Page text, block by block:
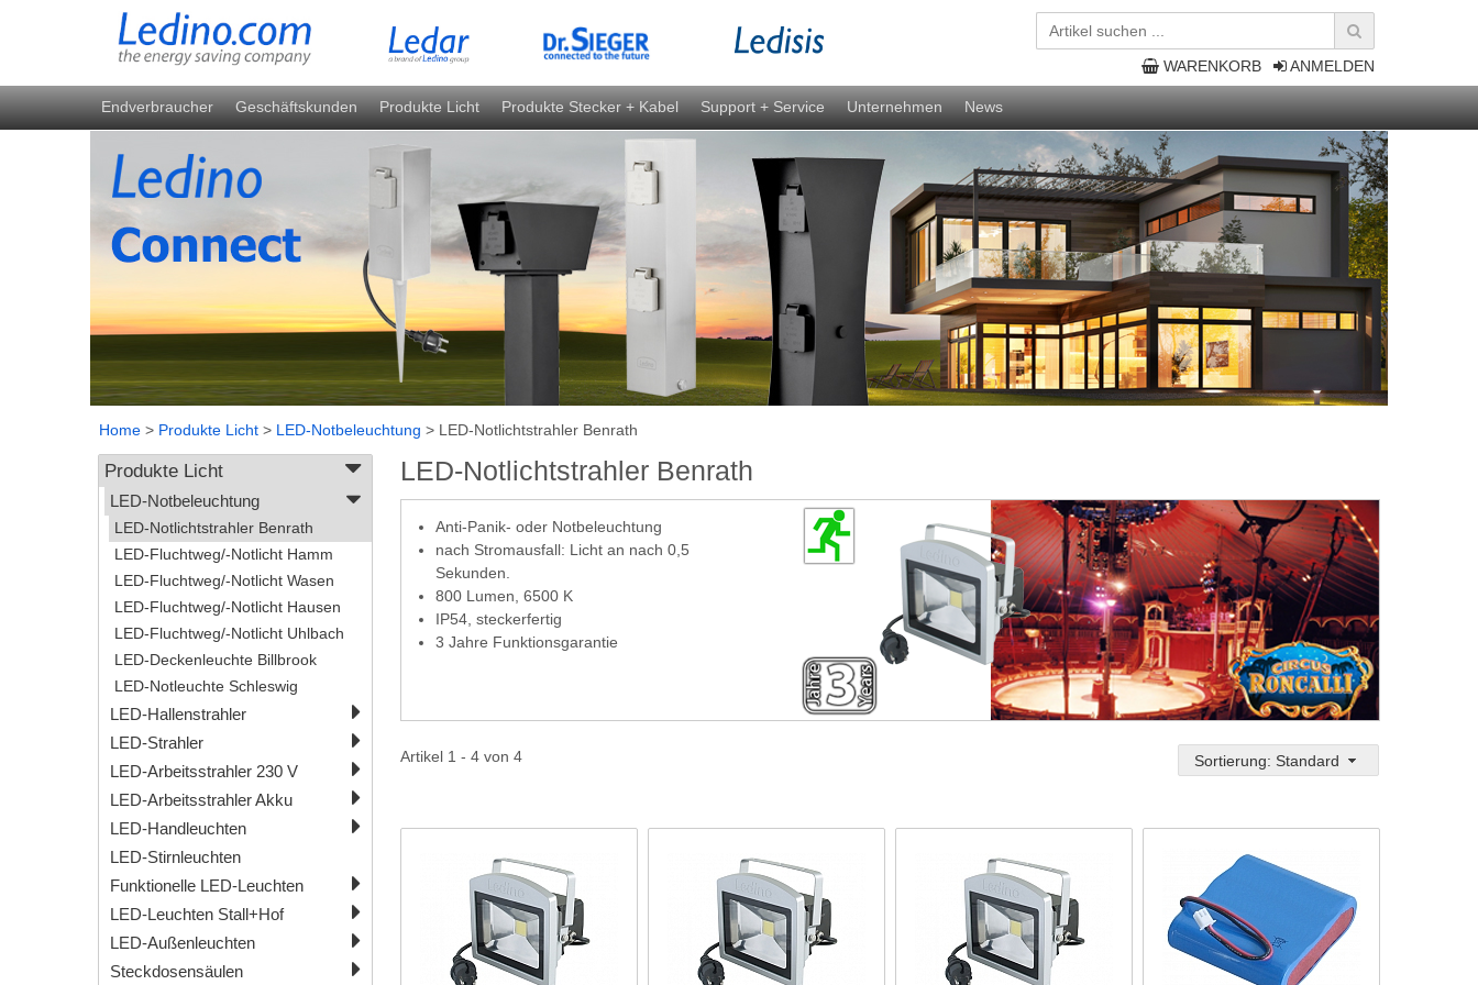
ANMELDEN
WARENKORB
Endverbraucher Geschäftskunden Produkte Licht Produkte Stecker + Kabel Support + Service Unternehmen News
Home > Produkte Licht > LED-Notbeleuchtung > LED-Notlichtstrahler Benrath
Produkte Licht
LED-Notbeleuchtung
LED-Notlichtstrahler Benrath
LED-Fluchtweg/-Notlicht Hamm
LED-Fluchtweg/-Notlicht Wasen
LED-Fluchtweg/-Notlicht Hausen
LED-Fluchtweg/-Notlicht Uhlbach
LED-Deckenleuchte Billbrook
LED-Notleuchte Schleswig
LED-Hallenstrahler
LED-Strahler
LED-Arbeitsstrahler 230 V
LED-Arbeitsstrahler Akku
LED-Handleuchten
LED-Stirnleuchten
Funktionelle LED-Leuchten
LED-Leuchten Stall+Hof
LED-Außenleuchten
Steckdosensäulen
LED-Notlichtstrahler Benrath
Anti-Panik- oder Notbeleuchtung
nach Stromausfall: Licht an nach 0,5
Sekunden.
800 Lumen, 6500 K
IP54, steckerfertig
3 Jahre Funktionsgarantie
Artikel 1 - 4 von 4 Sortierung: Standard